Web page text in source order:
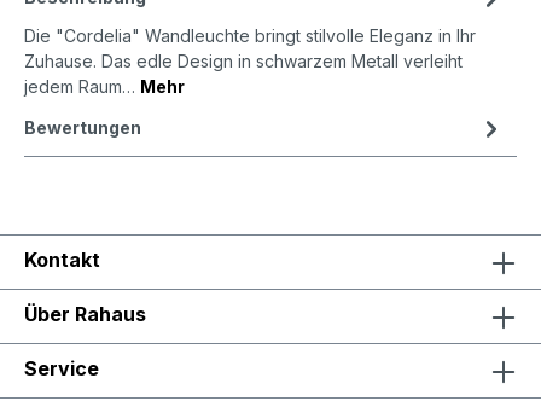
Die "Cordelia" Wandleuchte bringt stilvolle Eleganz in Ihr
Zuhause. Das edle Design in schwarzem Metall verleiht
jedem Raum… Mehr
Bewertungen
Kontakt
Über Rahaus
Service